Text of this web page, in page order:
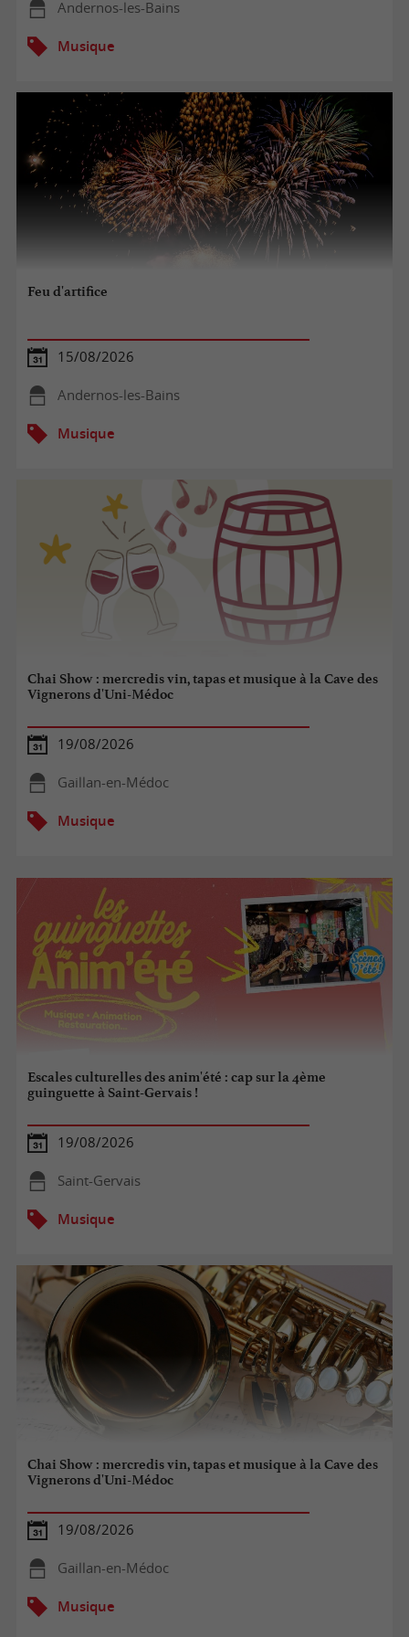
Andernos-les-Bains
Musique
Feu d'artifice
15/08/2026
Andernos-les-Bains
Musique
Chai Show : mercredis vin, tapas et musique à la Cave des
Vignerons d'Uni-Médoc
19/08/2026
Gaillan-en-Médoc
Musique
Escales culturelles des anim'été : cap sur la 4ème
guinguette à Saint-Gervais !
19/08/2026
Saint-Gervais
Musique
Chai Show : mercredis vin, tapas et musique à la Cave des
Vignerons d'Uni-Médoc
19/08/2026
Gaillan-en-Médoc
Musique